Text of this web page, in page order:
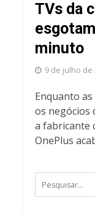
TVs da
minuto
9 de julho de
Enquanto
os negócios
a fabricante
OnePlus